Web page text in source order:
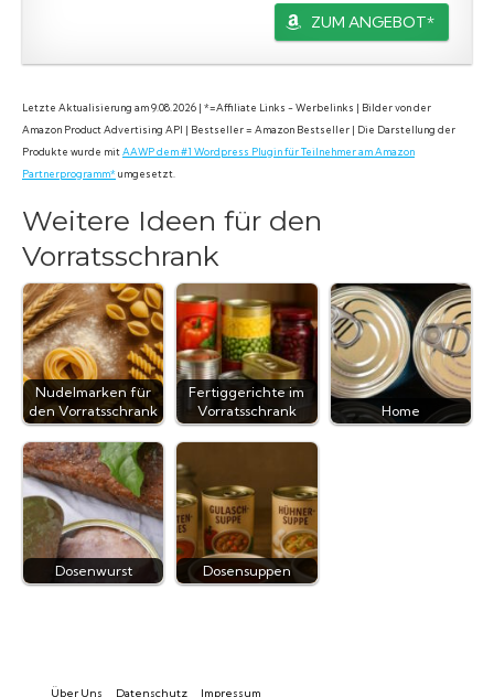
ZUM ANGEBOT*
Letzte Aktualisierung am 9.08.2026 | *=Affiliate Links - Werbelinks | Bilder von der
Amazon Product Advertising API | Bestseller = Amazon Bestseller | Die Darstellung der
Produkte wurde mitAAWP dem #1 Wordpress Plugin für Teilnehmer am Amazon
Partnerprogramm*umgesetzt.
Weitere Ideen für den
Vorratsschrank
Nudelmarken für
den Vorratsschrank
Fertiggerichte im
Vorratsschrank
Home
Dosenwurst Dosensuppen
Über Uns Datenschutz Impressum